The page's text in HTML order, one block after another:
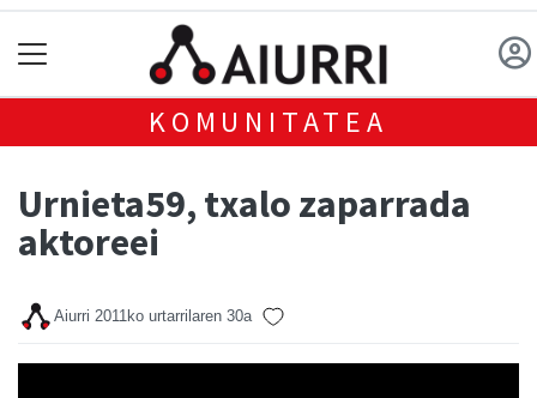
KOMUNITATEA
Urnieta59, txalo zaparrada
aktoreei
Aiurri 2011ko urtarrilaren 30a